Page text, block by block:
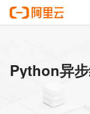
Python异